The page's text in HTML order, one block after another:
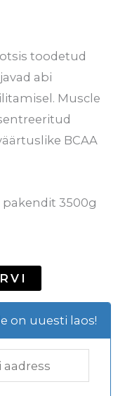
toodetud
abi
Muscle
BCAA
3500g
on uuesti laos!